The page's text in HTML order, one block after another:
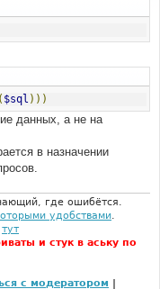
( $sql )))
данных, а не на
в назначении
где ошибётся.
удобствами.
тут
и стук в аську по
с модератором |